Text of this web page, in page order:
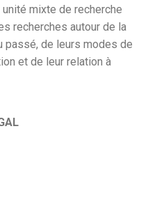
mixte de recherche
recherches autour de la
de leurs modes de
et de leur relation à